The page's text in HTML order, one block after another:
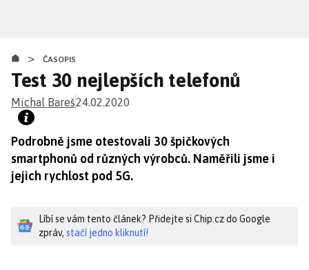
obsahu
> ČASOPIS
Test 30 nejlepších telefonů
Michal Bareš24.02.2020
Podrobně jsme otestovali 30 špičkových
smartphonů od různých výrobců. Naměřili jsme i
jejich rychlost pod 5G.
Líbí se vám tento článek? Přidejte si Chip.cz do Google
zpráv, stačí jedno kliknutí!